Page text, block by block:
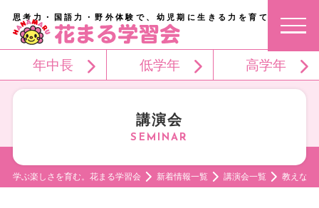
思考力・国語力・野外体験で、幼児期に生きる力を育てる。
年中長 低学年 高学年
講演会
学ぶ楽しさを育む。花まる学習会 新着情報一覧 講演会一覧 教えない